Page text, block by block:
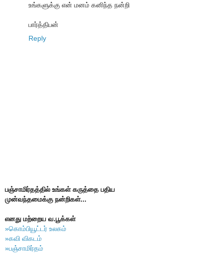
உங்களுக்கு என் மனம் கனிந்த நன்றி
பார்த்திபன்
Reply
பஞ்சாமிர்தத்தில் உங்கள் கருத்தை பதிய
முன்வந்தமைக்கு நன்றிகள்...
எனது மற்றைய வ.பூக்கள்
»கொம்பியூட்டர் உலகம்
»கவி விகடம்
»பஞ்சாமிர்தம்